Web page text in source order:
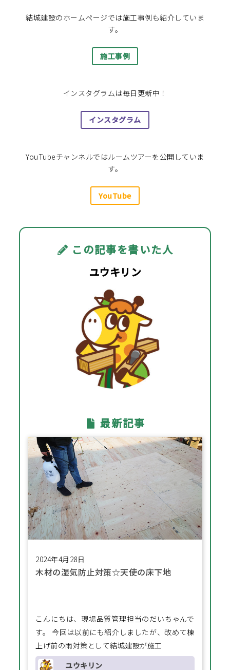
結城建設のホームページでは施工事例も紹介していま
す。
施工事例
インスタグラムは毎日更新中！
インスタグラム
YouTubeチャンネルではルームツアーを公開していま
す。
YouTube
この記事を書いた人
ユウキリン
最新記事
2024年4月28日
木材の湿気防止対策☆天使の床下地
こんにちは、現場品質管理担当のだいちゃんで
す。 今回は以前にも紹介しましたが、改めて棟
上げ前の雨対策として結城建設が施工
ユウキリン